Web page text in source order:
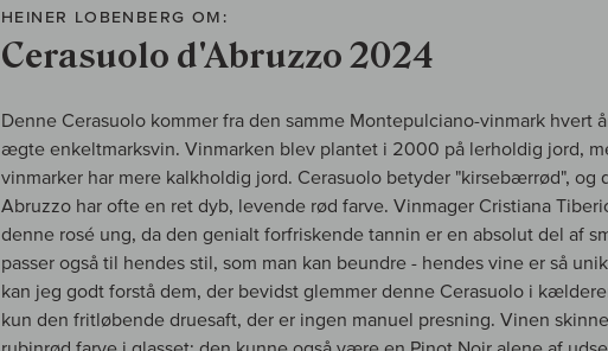
HEINER LOBENBERG OM:
Cerasuolo d'Abruzzo 2024
Denne Cerasuolo kommer fra den samme Montepulciano-vinmark hvert
ægte enkeltmarksvin. Vinmarken blev plantet i 2000 på lerholdig jord,
vinmarker har mere kalkholdig jord. Cerasuolo betyder "kirsebærrød", og
Abruzzo har ofte en ret dyb, levende rød farve. Vinmager Cristiana
denne rosé ung, da den genialt forfriskende tannin er en absolut del af
passer også til hendes stil, som man kan beundre - hendes vine er så
kan jeg godt forstå dem, der bevidst glemmer denne Cerasuolo i
kun den fritløbende druesaft, der er ingen manuel presning. Vinen